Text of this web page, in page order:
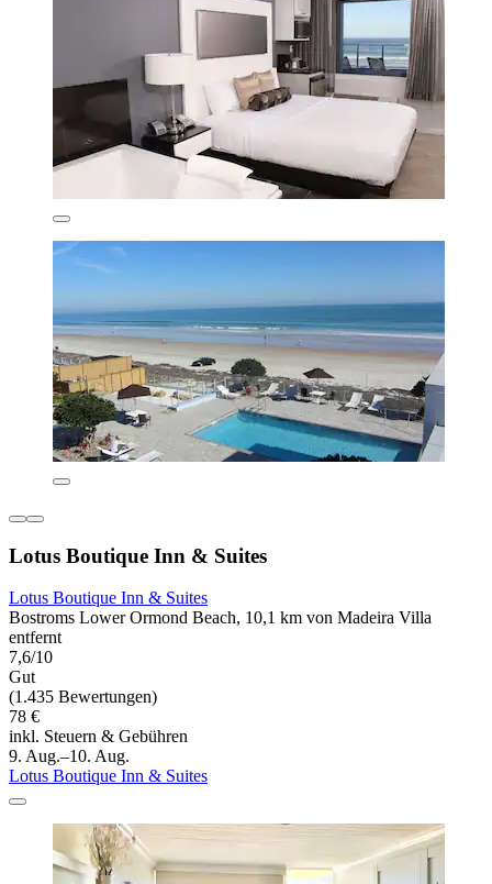
Lotus Boutique Inn & Suites
Lotus Boutique Inn & Suites
Bostroms Lower Ormond Beach, 10,1 km von Madeira Villa
entfernt
7,6/10
Gut
(1.435 Bewertungen)
78 €
inkl. Steuern & Gebühren
9. Aug.–10. Aug.
Lotus Boutique Inn & Suites